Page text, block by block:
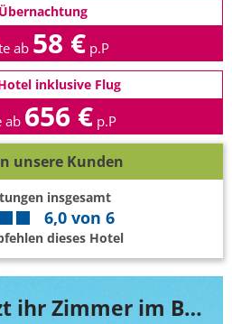
ab 58 € p.P
inklusive Flug
ab 656 € p.P
unsere Kunden
insgesamt
6,0 von 6
dieses Hotel
Buchen Sie jetzt ihr Zimmer im Botanico